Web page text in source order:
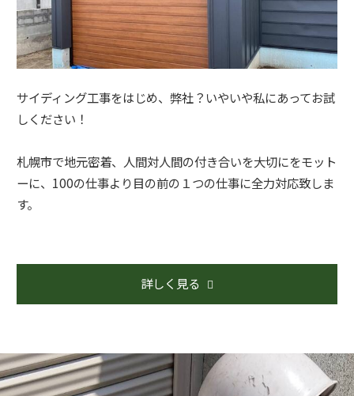
サイディング工事をはじめ、弊社？いやいや私にあってお試
しください！
札幌市で地元密着、人間対人間の付き合いを大切にをモット
ーに、100の仕事より目の前の１つの仕事に全力対応致しま
す。
詳しく見る